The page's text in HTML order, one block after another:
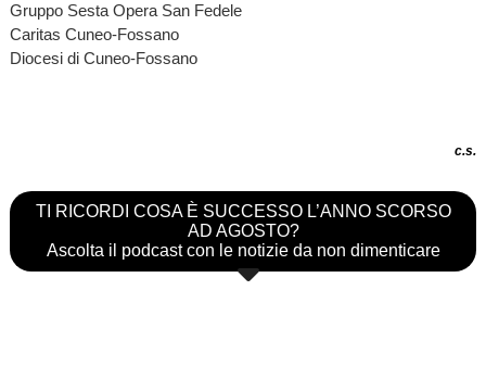
Gruppo Sesta Opera San Fedele
Caritas Cuneo-Fossano
Diocesi di Cuneo-Fossano
c.s.
TI RICORDI COSA È SUCCESSO L’ANNO SCORSO
AD AGOSTO?
Ascolta il podcast con le notizie da non dimenticare